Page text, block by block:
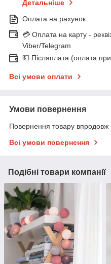
Детальніше
Оплата на рахунок
💳 Оплата на карту -
Viber/Telegram
💵 Післяплата (оплата
Всі умови оплати
Умови повернення
Повернення товару впродовж
Всі умови повернення
Подібні товари компанії